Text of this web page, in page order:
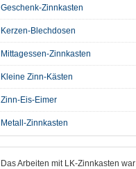
Geschenk-Zinnkasten
Kerzen-Blechdosen
Mittagessen-Zinnkasten
Kleine Zinn-Kästen
Zinn-Eis-Eimer
Metall-Zinnkasten
Das Arbeiten mit LK-Zinnkasten war